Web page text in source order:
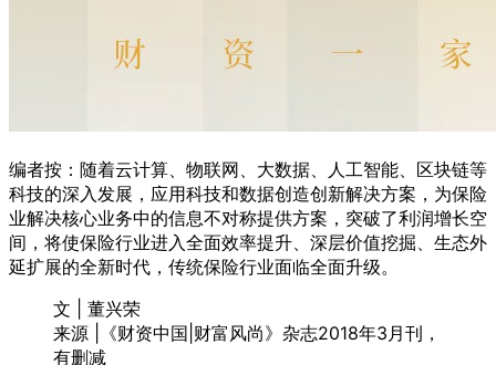
编者按：随着云计算、物联网、大数据、人工智能、区块链等
科技的深入发展，应用科技和数据创造创新解决方案，为保险
业解决核心业务中的信息不对称提供方案，突破了利润增长空
间，将使保险行业进入全面效率提升、深层价值挖掘、生态外
延扩展的全新时代，传统保险行业面临全面升级。
文 | 董兴荣
来源 |《财资中国|财富风尚》杂志2018年3月刊，
有删减